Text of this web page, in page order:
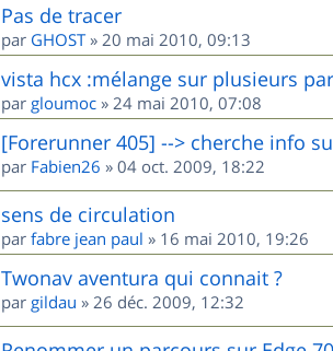
Pas de tracer
par GHOST» 20 mai 2010, 09:13
vista hcx :mélange sur plusieurs
par gloumoc » 24 mai 2010, 07:08
[Forerunner 405] --> cherche info
par Fabien26 » 04 oct. 2009, 18:22
sens de circulation
par fabre jean paul » 16 mai 2010, 19:26
Twonav aventura qui connait ?
par gildau » 26 déc. 2009, 12:32